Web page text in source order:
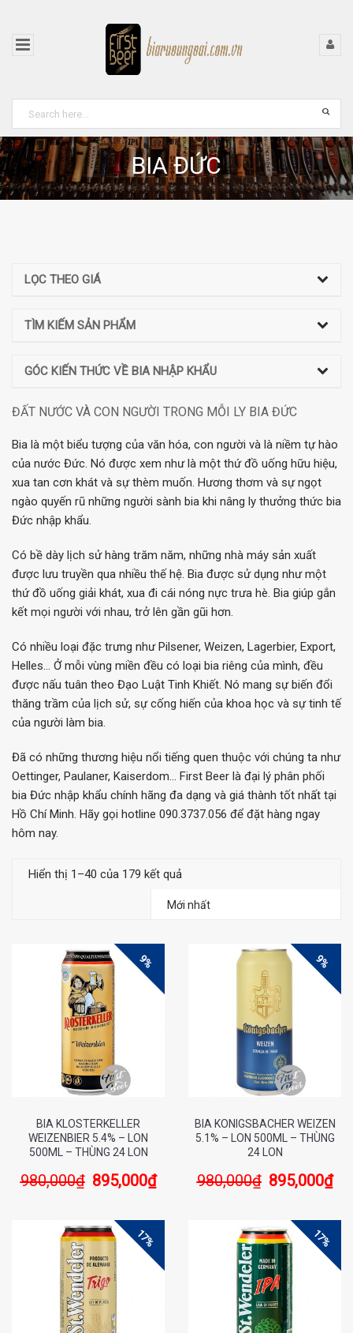
BIA ĐỨC
LỌC THEO GIÁ
TÌM KIẾM SẢN PHẨM
GÓC KIẾN THỨC VỀ BIA NHẬP KHẨU
ĐẤT NƯỚC VÀ CON NGƯỜI TRONG MỖI LY BIA ĐỨC
Bia là một biểu tượng của văn hóa, con người và là niềm tự hào
của nước Đức. Nó được xem như là một thứ đồ uống hữu hiệu,
xua tan cơn khát và sự thèm muốn. Hương thơm và sự ngọt
ngào quyến rũ những người sành bia khi nâng ly thưởng thức bia
Đức nhập khẩu.
Có bề dày lịch sử hàng trăm năm, những nhà máy sản xuất
được lưu truyền qua nhiều thế hệ. Bia được sử dụng như một
thứ đồ uống giải khát, xua đi cái nóng nực trưa hè. Bia giúp gắn
kết mọi người với nhau, trở lên gần gũi hơn.
Có nhiều loại đặc trưng như Pilsener, Weizen, Lagerbier, Export,
Helles… Ở mỗi vùng miền đều có loại bia riêng của mình, đều
được nấu tuân theo Đạo Luật Tinh Khiết. Nó mang sự biến đổi
thăng trầm của lịch sử, sự cống hiến của khoa học và sự tinh tế
của người làm bia.
Đã có những thương hiệu nổi tiếng quen thuộc với chúng ta như
Oettinger, Paulaner, Kaiserdom… First Beer là đại lý phân phối
bia Đức nhập khẩu chính hãng đa dạng và giá thành tốt nhất tại
Hồ Chí Minh. Hãy gọi hotline 090.3737.056 để đặt hàng ngay
hôm nay.
Hiển thị 1–40 của 179 kết quả
9%
BIA KONIGSBACHER WEIZEN
5.1% – LON 500ML – THÙNG
24 LON
980,000₫ 895,000₫
9%
BIA KLOSTERKELLER
WEIZENBIER 5.4% – LON
500ML – THÙNG 24 LON
980,000₫ 895,000₫
17%
17%